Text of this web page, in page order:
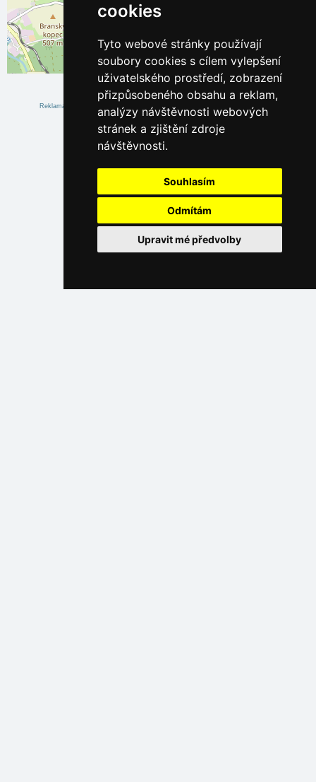
cookies
Tyto webové stránky používají
soubory cookies s cílem vylepšení
uživatelského prostředí, zobrazení
přizpůsobeného obsahu a reklam,
analýzy návštěvnosti webových
stránek a zjištění zdroje
návštěvnosti.
Souhlasím
Odmítám
Upravit mé předvolby
Leaflet| ©OpenStreetMapcontributors